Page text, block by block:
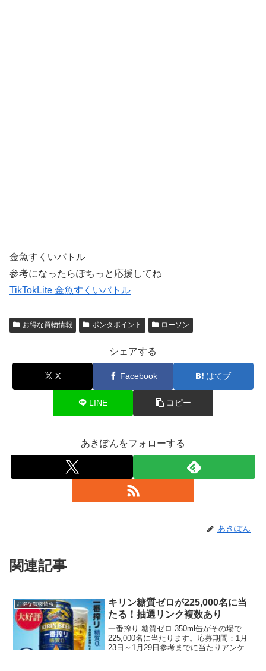
金魚すくいバトル
参考になったらぽちっと応援してね
TikTokLite 金魚すくいバトル
お得な買物情報 ポンタポイント ローソン
シェアする
X Facebook はてブ
LINE コピー
あきぽんをフォローする
あきぽん
関連記事
お得な買物情報
キリン糖質ゼロが225,000名に当
たる！抽選リンク複数あり
一番搾り 糖質ゼロ 350ml缶がその場で
225,000名に当たります。応募期間：1月
23日～1月29日参考までに当たりアンケー